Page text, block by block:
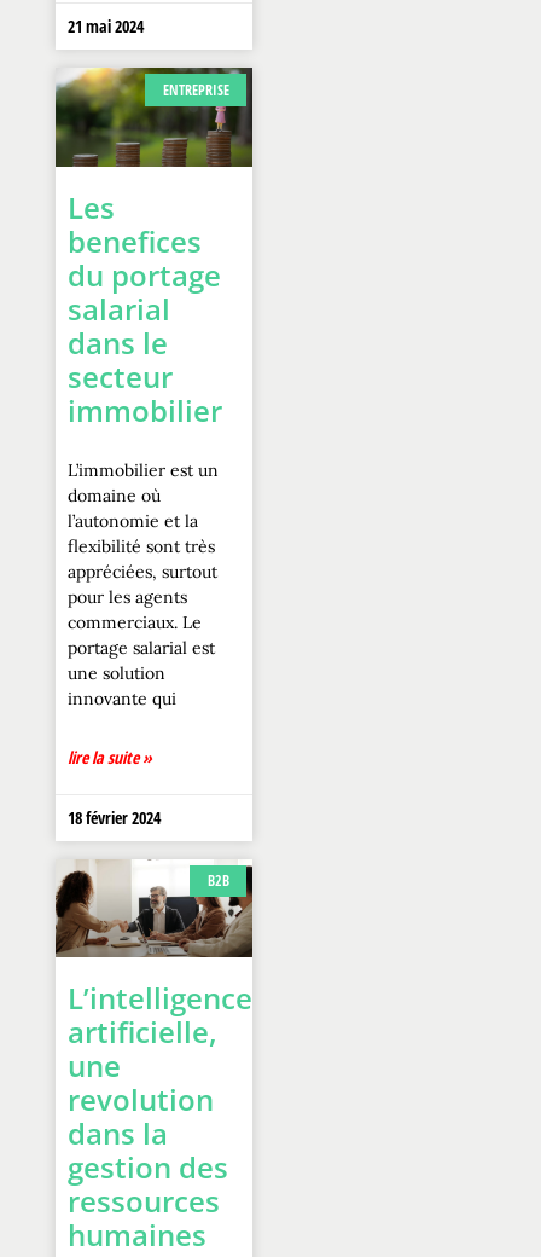
21 mai 2024
ENTREPRISE
Les
benefices
du portage
salarial
dans le
secteur
immobilier
L’immobilier est un
domaine où
l’autonomie et la
flexibilité sont très
appréciées, surtout
pour les agents
commerciaux. Le
portage salarial est
une solution
innovante qui
lire la suite »
18 février 2024
B2B
L’intelligence
artificielle,
une
revolution
dans la
gestion des
ressources
humaines